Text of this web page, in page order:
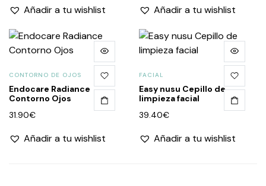
Añadir a tu wishlist Añadir a tu wishlist
CONTORNO DE OJOS
Endocare Radiance
Contorno Ojos
31.90€
Añadir a tu wishlist
FACIAL
Easy nusu Cepillo de
limpieza facial
39.40€
Añadir a tu wishlist